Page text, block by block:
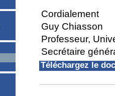
Cordialement
Guy Chiasson
Professeur,
Secrétaire
Téléchargez le